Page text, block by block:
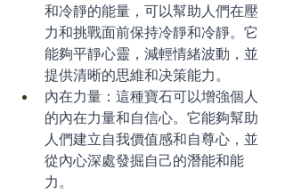
和冷靜的能量，可以幫助人們在壓
力和挑戰面前保持冷靜和冷靜。它
能夠平靜心靈，減輕情緒波動，並
提供清晰的思維和决策能力。
內在力量：這種寶石可以增強個人
的內在力量和自信心。它能夠幫助
人們建立自我價值感和自尊心，並
從內心深處發掘自己的潛能和能
力。